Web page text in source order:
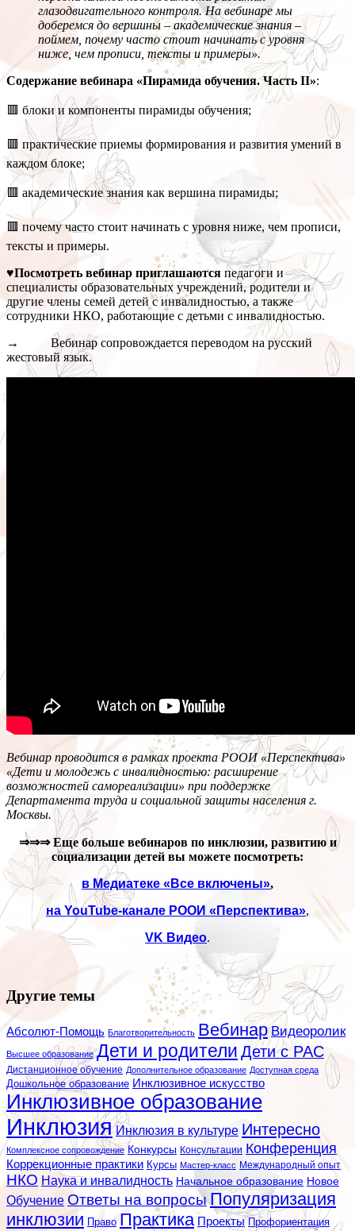
глазодвигательного контроля. На вебинаре мы
доберемся до вершины – академические знания –
поймем, почему часто стоит начинать с уровня
ниже, чем прописи, тексты и примеры».
Содержание вебинара «Пирамида обучения. Часть II»:
🟥 блоки и компоненты пирамиды обучения;
🟥 практические приемы формирования и развития умений в
каждом блоке;
🟥 академические знания как вершина пирамиды;
🟥 почему часто стоит начинать с уровня ниже, чем прописи,
тексты и примеры.
♥Посмотреть вебинар приглашаются педагоги и
специалисты образовательных учреждений, родители и
другие члены семей детей с инвалидностью, а также
сотрудники НКО, работающие с детьми с инвалидностью.
→ Вебинар сопровождается переводом на русский
жестовый язык.
Вебинар проводится в рамках проекта РООИ «Перспектива»
«Дети и молодежь с инвалидностью: расширение
возможностей самореализации» при поддержке
Департамента труда и социальной защиты населения г.
Москвы.
⇒⇒⇒ Еще больше вебинаров по инклюзии, развитию и
социализации детей вы можете посмотреть:
в Медиатеке «Все включены»,
на YouTube-канале РООИ «Перспектива»,
VK Видео.
Другие темы
Абсолют-Помощь Благотворительность Вебинар Видеоролик
Высшее образование Дети и родители Дети с РАС
Дистанционное обучение Дополнительное образование Доступная среда
Дошкольное образование Инклюзивное искусство
Инклюзивное образование
Инклюзия Инклюзия в культуре Интересно
Комплексное сопровождение Конкурсы Консультации Конференция
Коррекционные практики Курсы Мастер-класс Международный опыт
НКО Наука и инвалидность Начальное образование Новое
Обучение Ответы на вопросы Популяризация
инклюзии Право Практика Проекты Профориентация